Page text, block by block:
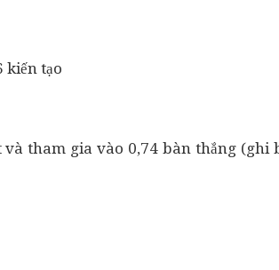
kiến tạo
tham gia vào 0,74 bàn thắng (ghi